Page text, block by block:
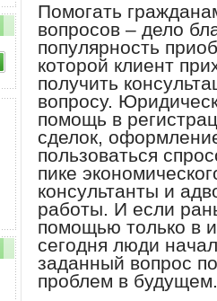
Помогать
вопросов – дело
популярность
которой клиент
получить
вопросу.
помощь в
сделок,
пользоваться
пике
консультанты и
работы. И если
помощью только в
сегодня люди
заданный вопрос
проблем в будущем.